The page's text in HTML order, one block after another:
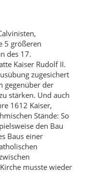
5 größeren
des 17.
Kaiser Rudolf II.
zugesichert
gegenüber der
stärken. Und auch
1612 Kaiser,
Stände: So
den Bau
Baus einer
musste wieder